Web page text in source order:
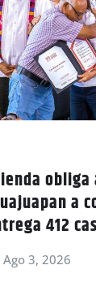
obliga
a
412
Ago 3, 2026